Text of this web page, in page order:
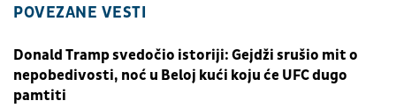
POVEZANE VESTI
Donald Tramp svedočio istoriji: Gejdži srušio mit o
nepobedivosti, noć u Beloj kući koju će UFC dugo
pamtiti